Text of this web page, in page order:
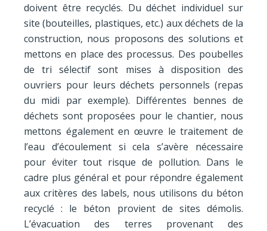
doivent être recyclés. Du déchet individuel sur
site (bouteilles, plastiques, etc.) aux déchets de la
construction, nous proposons des solutions et
mettons en place des processus. Des poubelles
de tri sélectif sont mises à disposition des
ouvriers pour leurs déchets personnels (repas
du midi par exemple). Différentes bennes de
déchets sont proposées pour le chantier, nous
mettons également en œuvre le traitement de
l’eau d’écoulement si cela s’avère nécessaire
pour éviter tout risque de pollution. Dans le
cadre plus général et pour répondre également
aux critères des labels, nous utilisons du béton
recyclé : le béton provient de sites démolis.
L’évacuation des terres provenant des